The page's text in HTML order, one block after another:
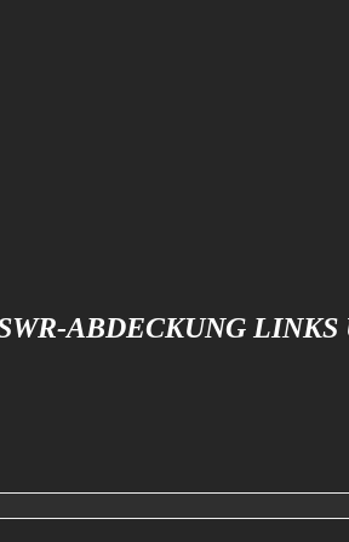
ABDECKUNG LINKS